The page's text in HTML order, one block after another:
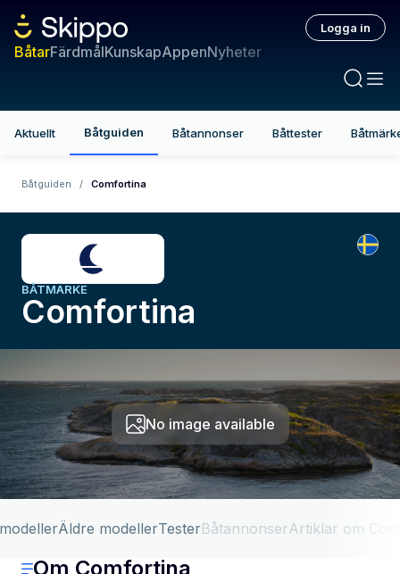
BåtarFärdmålKunskapAppenNyheter
Logga in
Aktuellt Båtguiden Båtannonser Båttester
Båtguiden / Comfortina
BÅTMÄRKE
Comfortina
No image available
Äldre modellerTesterBåtannonserArtiklar om
Om Comfortina